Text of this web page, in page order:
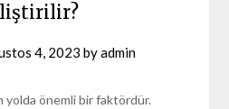
4, 2023 byadmin
yolda önemli bir faktördür.